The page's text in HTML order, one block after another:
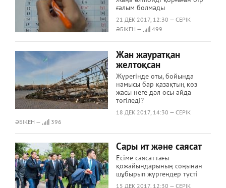
ғалым болмады
21 ДЕК 2017, 12:30 — СЕРІК
ӘБІКЕН —
499
Жан жауратқан
желтоқсан
Жүрегінде оты, бойында
намысы бар қазақтың көз
жасы неге дәл осы айда
төгіледі?
18 ДЕК 2017, 14:30 — СЕРІК
ӘБІКЕН —
396
Сары ит және саясат
Есіме саясаттағы
қожайындарының соңынан
шұбырып жүргендер түсті
15 ДЕК 2017, 12:30 — СЕРІК